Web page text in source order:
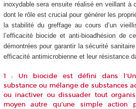
inoxydable sera ensuite réalisé en veillant à
dont le rôle est crucial pour générer les
la stabilité du greffage au cours d’un
l’efficacité biocide et anti-bioadhésion de
démontrées pour garantir la sécurité
efficacité antimicrobienne et leur résistance
1 : Un biocide est défini dans
substance ou mélange de substances
ou inactiver ou dissuader tout
moyen autre qu'une simple action